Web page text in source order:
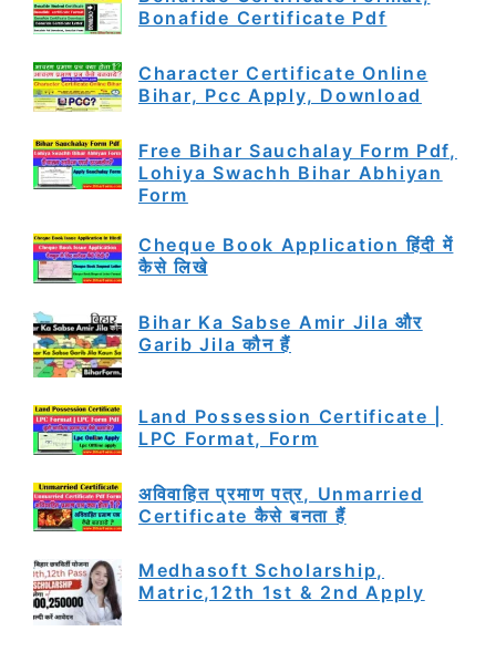
Bonafide Certificate Pdf
Character Certificate Online
Bihar, Pcc Apply, Download
Free Bihar Sauchalay Form Pdf,
Lohiya Swachh Bihar Abhiyan
Form
Cheque Book Application हिंदी में
कैसे लिखे
Bihar Ka Sabse Amir Jila और
Garib Jila कौन हैं
Land Possession Certificate |
LPC Format, Form
अविवाहित प्रमाण पत्र, Unmarried
Certificate कैसे बनता हैं
Medhasoft Scholarship,
Matric,12th 1st & 2nd Apply